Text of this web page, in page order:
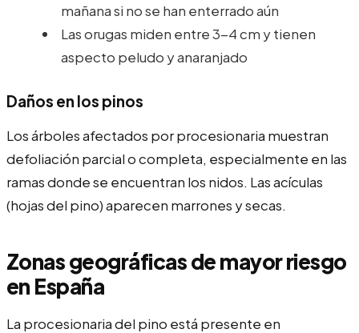
mañana si no se han enterrado aún
Las orugas miden entre 3-4 cm y tienen
aspecto peludo y anaranjado
Daños en los pinos
Los árboles afectados por procesionaria muestran
defoliación parcial o completa, especialmente en las
ramas donde se encuentran los nidos. Las acículas
(hojas del pino) aparecen marrones y secas.
Zonas geográficas de mayor riesgo
en España
La procesionaria del pino está presente en